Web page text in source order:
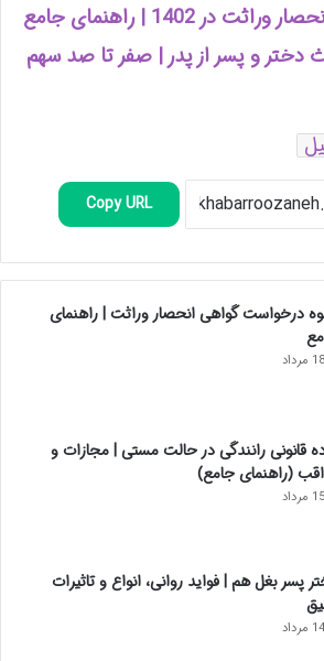
در 1402 | راهنمای جامع
دختر و پسر از پدر | صفر تا صد سهم
Copy URL
درخواست گواهی انحصار وراثت | راهنمای
18 مرداد
قانونی رانندگی در حالت مستی | مجازات و
(راهنمای جامع)
15 مرداد
پسر بغل هم | فواید روانی، انواع و تاثیرات
14 مرداد